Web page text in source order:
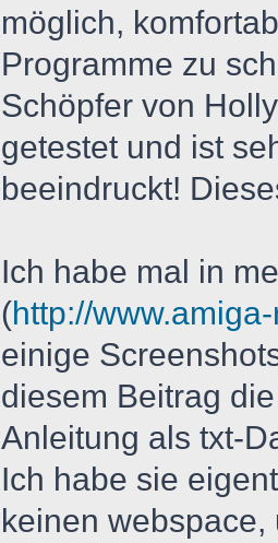
möglich,
Programme zu
Schöpfer von
getestet und ist
beeindruckt!
Ich habe mal in
(http://
einige
diesem Beitrag
Anleitung als txt-
Ich habe sie
keinen